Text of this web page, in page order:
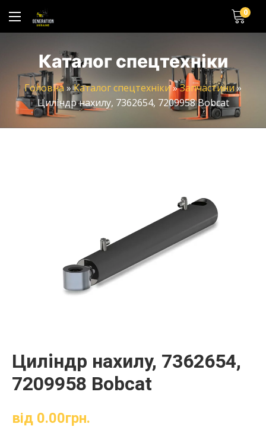
0
Каталог спецтехніки
Головна»Каталог спецтехніки»Запчастини»
Циліндр нахилу, 7362654, 7209958 Bobcat
Циліндр нахилу, 7362654,
7209958 Bobcat
від 0.00грн.